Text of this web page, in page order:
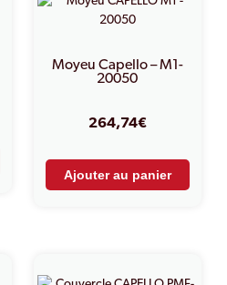
Moyeu Capello – M1-
20050
264,74€
Ajouter au panier